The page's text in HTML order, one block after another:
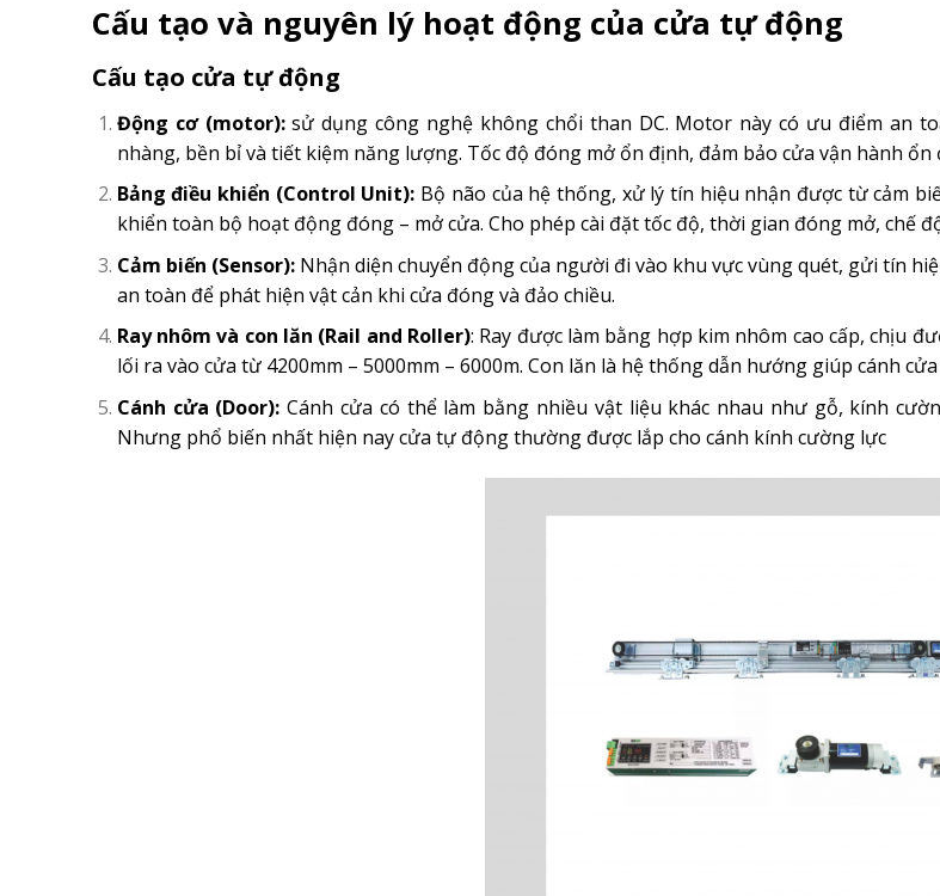
Cấu tạo và nguyên lý hoạt động của cửa tự động
Cấu tạo cửa tự động
Động cơ (motor):sử dụng công nghệ không chổi than DC. Motor này có ưu điểm an
nhàng, bền bỉ và tiết kiệm năng lượng. Tốc độ đóng mở ổn định, đảm bảo cửa vận hành
Bảng điều khiển (Control Unit): Bộ não của hệ thống, xử lý tín hiệu nhận được từ cảm
khiển toàn bộ hoạt động đóng – mở cửa. Cho phép cài đặt tốc độ, thời gian đóng mở, chế
Cảm biến (Sensor):Nhận diện chuyển động của người đi vào khu vực vùng quét, gửi tín
an toàn để phát hiện vật cản khi cửa đóng và đảo chiều.
Ray nhôm và con lăn (Rail and Roller): Ray được làm bằng hợp kim nhôm cao cấp, chịu
lối ra vào cửa từ 4200mm – 5000mm – 6000m. Con lăn là hệ thống dẫn hướng giúp cánh
Cánh cửa (Door): Cánh cửa có thể làm bằng nhiều vật liệu khác nhau như gỗ, kính
Nhưng phổ biến nhất hiện nay cửa tự động thường được lắp cho cánh kính cường lực